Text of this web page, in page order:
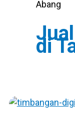
Abang
di